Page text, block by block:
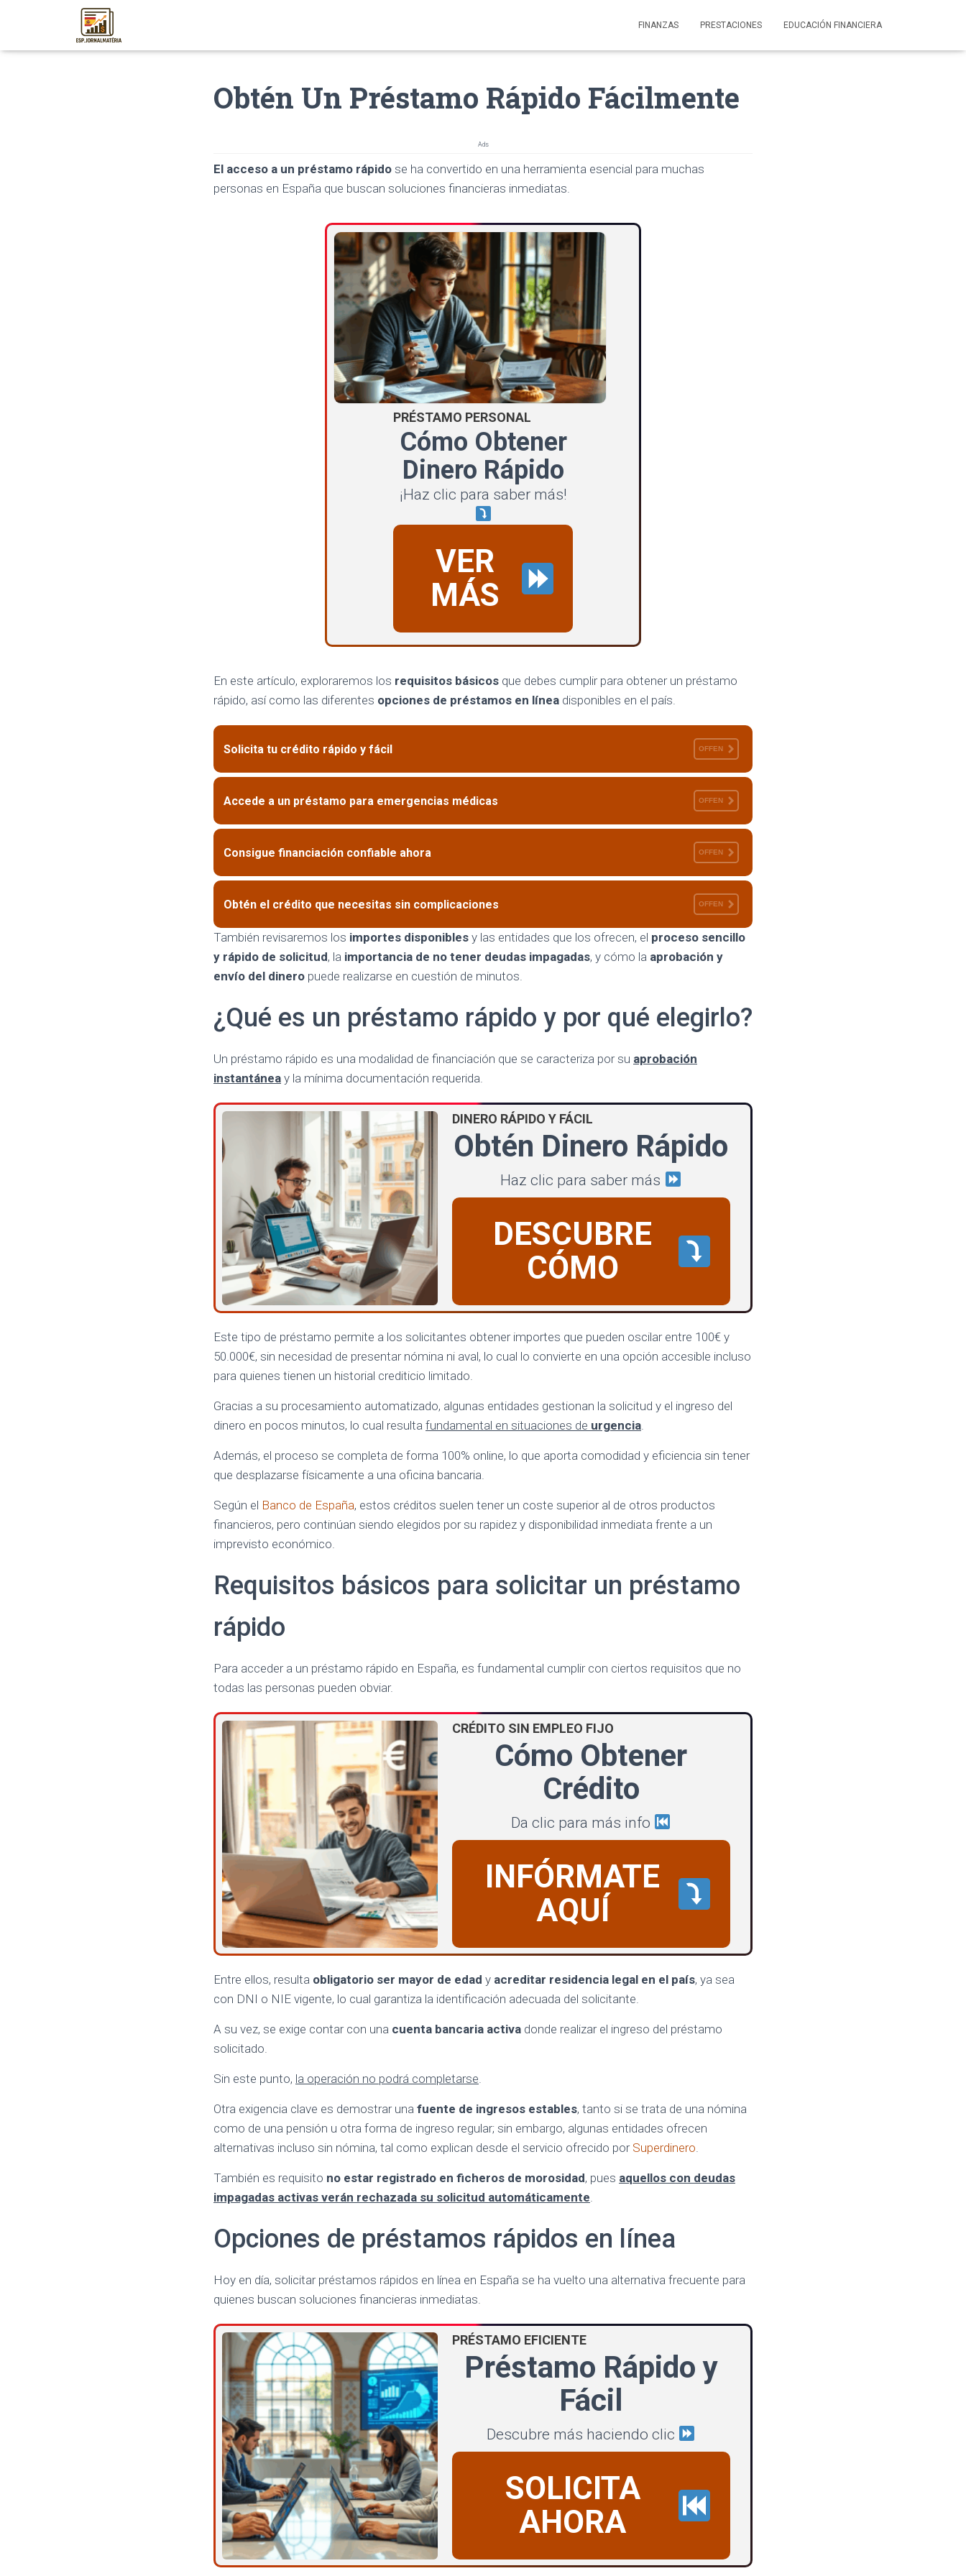
FINANZAS PRESTACIONES EDUCACIÓN FINANCIERA
Obtén Un Préstamo Rápido Fácilmente
Ads
El acceso a un préstamo rápido se ha convertido en una herramienta esencial para muchas
personas en España que buscan soluciones financieras inmediatas.
PRÉSTAMO PERSONAL
Cómo Obtener
Dinero Rápido
¡Haz clic para saber más!
VER
MÁS
En este artículo, exploraremos los requisitos básicos que debes cumplir para obtener un préstamo
rápido, así como las diferentes opciones de préstamos en línea disponibles en el país.
Solicita tu crédito rápido y fácil OFFEN
Accede a un préstamo para emergencias médicas OFFEN
Consigue financiación confiable ahora OFFEN
Obtén el crédito que necesitas sin complicaciones OFFEN
También revisaremos los importes disponibles y las entidades que los ofrecen, el proceso sencillo
y rápido de solicitud, la importancia de no tener deudas impagadas, y cómo la aprobación y
envío del dinero puede realizarse en cuestión de minutos.
¿Qué es un préstamo rápido y por qué elegirlo?
Un préstamo rápido es una modalidad de financiación que se caracteriza por su aprobación
instantánea y la mínima documentación requerida.
DINERO RÁPIDO Y FÁCIL
Obtén Dinero Rápido
Haz clic para saber más
DESCUBRE
CÓMO
Este tipo de préstamo permite a los solicitantes obtener importes que pueden oscilar entre 100€ y
50.000€, sin necesidad de presentar nómina ni aval, lo cual lo convierte en una opción accesible incluso
para quienes tienen un historial crediticio limitado.
Gracias a su procesamiento automatizado, algunas entidades gestionan la solicitud y el ingreso del
dinero en pocos minutos, lo cual resulta fundamental en situaciones de urgencia.
Además, el proceso se completa de forma 100% online, lo que aporta comodidad y eficiencia sin tener
que desplazarse físicamente a una oficina bancaria.
Según el Banco de España, estos créditos suelen tener un coste superior al de otros productos
financieros, pero continúan siendo elegidos por su rapidez y disponibilidad inmediata frente a un
imprevisto económico.
Requisitos básicos para solicitar un préstamo
rápido
Para acceder a un préstamo rápido en España, es fundamental cumplir con ciertos requisitos que no
todas las personas pueden obviar.
CRÉDITO SIN EMPLEO FIJO
Cómo Obtener
Crédito
Da clic para más info
INFÓRMATE
AQUÍ
Entre ellos, resulta obligatorio ser mayor de edad y acreditar residencia legal en el país, ya sea
con DNI o NIE vigente, lo cual garantiza la identificación adecuada del solicitante.
A su vez, se exige contar con una cuenta bancaria activa donde realizar el ingreso del préstamo
solicitado.
Sin este punto, la operación no podrá completarse.
Otra exigencia clave es demostrar una fuente de ingresos estables, tanto si se trata de una nómina
como de una pensión u otra forma de ingreso regular; sin embargo, algunas entidades ofrecen
alternativas incluso sin nómina, tal como explican desde el servicio ofrecido por Superdinero.
También es requisito no estar registrado en ficheros de morosidad, pues aquellos con deudas
impagadas activas verán rechazada su solicitud automáticamente.
Opciones de préstamos rápidos en línea
Hoy en día, solicitar préstamos rápidos en línea en España se ha vuelto una alternativa frecuente para
quienes buscan soluciones financieras inmediatas.
PRÉSTAMO EFICIENTE
Préstamo Rápido y
Fácil
Descubre más haciendo clic
SOLICITA
AHORA